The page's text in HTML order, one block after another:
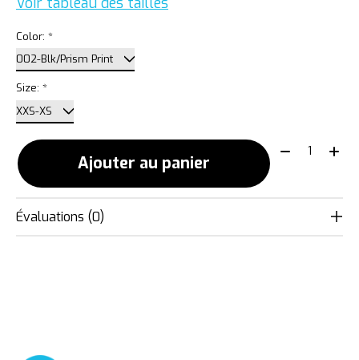
Color: *
Size: *
Ajouter au panier
Quantité:
Évaluations (0)